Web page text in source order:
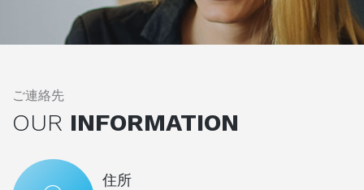
ご連絡先
OUR INFORMATION
住所